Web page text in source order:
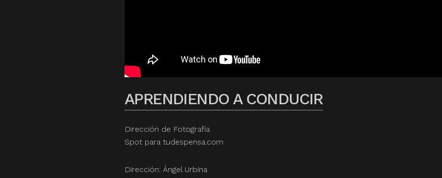
APRENDIENDO A CONDUCIR
Dirección de Fotografía
Spot para tudespensa.com
Dirección: Ángel Urbina